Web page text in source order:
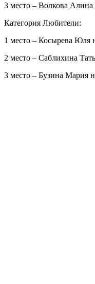
3 место – Волкова
Категория Любители:
1 место – Косырева
2 место – Саблихина
3 место – Бузина Мария